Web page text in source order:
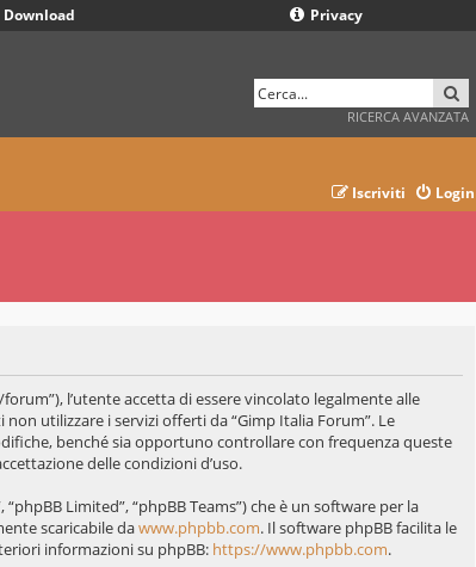
Download Privacy
RICERCA AVANZATA
Login
Iscriviti
l’utente accetta di essere vincolato legalmente alle
utilizzare i servizi offerti da “Gimp Italia Forum”. Le
benché sia opportuno controllare con frequenza queste
delle condizioni d’uso.
Limited”, “phpBB Teams”) che è un software per la
scaricabile dawww.phpbb.com. Il software phpBB facilita le
informazioni su phpBB: https://www.phpbb.com.